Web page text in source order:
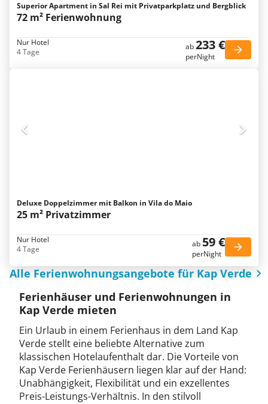
Superior Apartment in Sal Rei mit Privatparkplatz und Bergblick
72 m² Ferienwohnung
Nur Hotel
4 Tage
ab233 €
perNight
Deluxe Doppelzimmer mit Balkon in Vila do Maio
25 m² Privatzimmer
Nur Hotel
4 Tage
ab 59 €
perNight
Alle Ferienwohnungsangebote für Kap Verde
Ferienhäuser und Ferienwohnungen in
Kap Verde mieten
Ein Urlaub in einem Ferienhaus in dem Land Kap
Verde stellt eine beliebte Alternative zum
klassischen Hotelaufenthalt dar. Die Vorteile von
Kap Verde Ferienhäusern liegen klar auf der Hand:
Unabhängigkeit, Flexibilität und ein exzellentes
Preis-Leistungs-Verhältnis. In den stilvoll